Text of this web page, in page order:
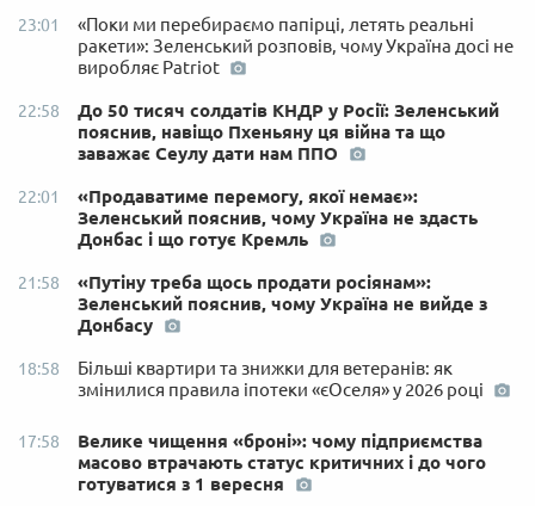
23:01
«Поки ми перебираємо папірці, летять реальні
ракети»: Зеленський розповів, чому Україна досі не
виробляє Patriot
22:58
До 50 тисяч солдатів КНДР у Росії: Зеленський
пояснив, навіщо Пхеньяну ця війна та що
заважає Сеулу дати нам ППО
22:01
«Продаватиме перемогу, якої немає»:
Зеленський пояснив, чому Україна не здасть
Донбас і що готує Кремль
21:58
«Путіну треба щось продати росіянам»:
Зеленський пояснив, чому Україна не вийде з
Донбасу
18:58
Більші квартири та знижки для ветеранів: як
змінилися правила іпотеки «єОселя» у 2026 році
17:58
Велике чищення «броні»: чому підприємства
масово втрачають статус критичних і до чого
готуватися з 1 вересня